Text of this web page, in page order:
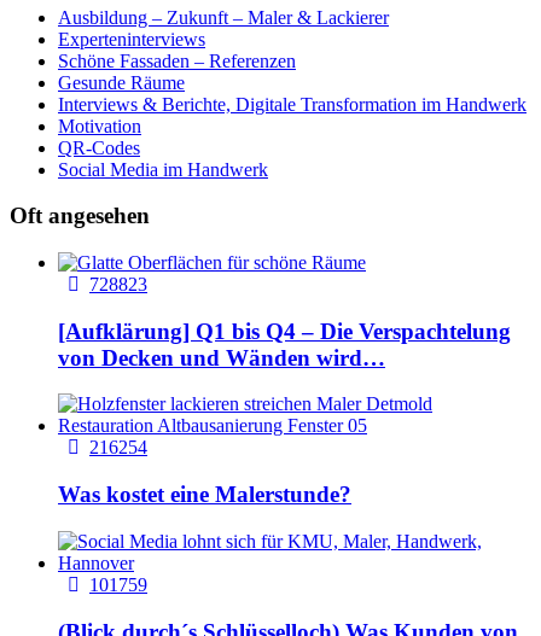
Ausbildung – Zukunft – Maler & Lackierer
Experteninterviews
Schöne Fassaden – Referenzen
Gesunde Räume
Interviews & Berichte, Digitale Transformation im Handwerk
Motivation
QR-Codes
Social Media im Handwerk
Oft angesehen
728823
[Aufklärung] Q1 bis Q4 – Die Verspachtelung
von Decken und Wänden wird…
216254
Was kostet eine Malerstunde?
101759